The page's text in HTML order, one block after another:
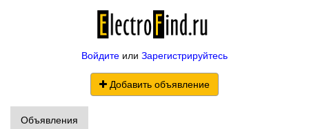
Войдите или Зарегистрируйтесь
Добавить объявление
Объявления